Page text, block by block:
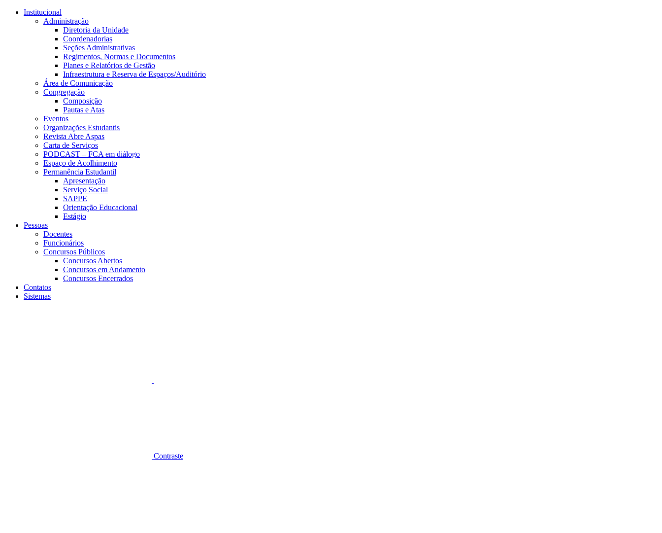
Conteúdo principal
Institucional
Administração
Diretoria da Unidade
Coordenadorias
Seções Administrativas
Regimentos, Normas e Documentos
Planes e Relatórios de Gestão
Infraestrutura e Reserva de Espaços/Auditório
Área de Comunicação
Congregação
Composição
Pautas e Atas
Eventos
Organizações Estudantis
Revista Abre Aspas
Carta de Serviços
PODCAST – FCA em diálogo
Espaço de Acolhimento
Permanência Estudantil
Apresentação
Serviço Social
SAPPE
Orientação Educacional
Estágio
Pessoas
Docentes
Funcionários
Concursos Públicos
Concursos Abertos
Concursos em Andamento
Concursos Encerrados
Contatos
Sistemas
Contraste